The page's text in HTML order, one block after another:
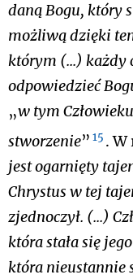
daną Bogu, który
możliwą dzięki
którym (...) każdy
odpowiedzieć
„w tym
stworzenie” 15 . W
jest ogarnięty
Chrystus w tej
zjednoczył. (...)
która stała się
która nieustannie